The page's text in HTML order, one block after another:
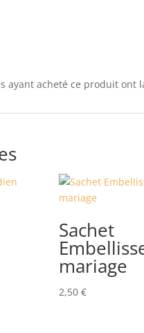
ayant acheté ce produit ont
Sachet
mariage
2,50€